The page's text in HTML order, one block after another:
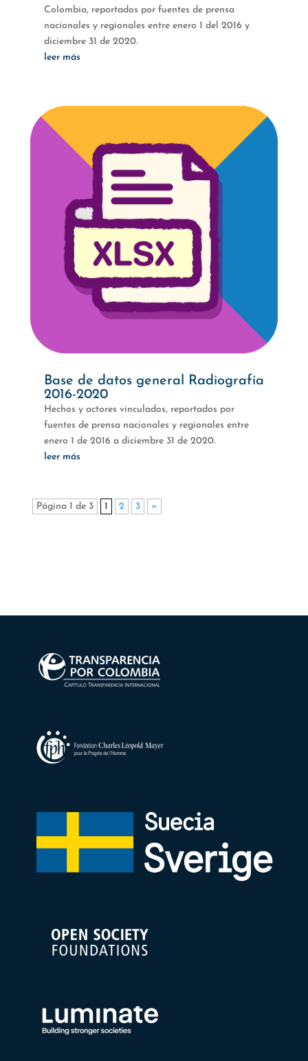
Colombia, reportados por fuentes de prensa
nacionales y regionales entre enero 1 del 2016 y
diciembre 31 de 2020.
leer más
Base de datos general Radiografía
2016-2020
Hechos y actores vinculados, reportados por
fuentes de prensa nacionales y regionales entre
enero 1 de 2016 a diciembre 31 de 2020.
leer más
Página 1 de 3 1 2 3 »